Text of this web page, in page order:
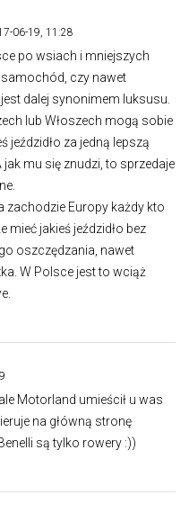
06-19, 11:28
po wsiach i mniejszych
czy nawet
dalej synonimem luksusu.
lub Włoszech mogą sobie
jeździdło za jedną lepszą
jak mu się znudzi, to sprzedaje
zachodzie Europy każdy kto
mieć jakieś jeździdło bez
oszczędzania, nawet
W Polsce jest to wciąż
Motorland umieścił u was
na główną stronę
są tylko rowery :))